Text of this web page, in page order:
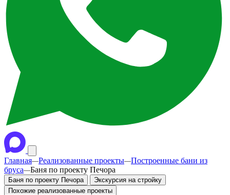
Главная—Реализованные проекты—Построенные бани из
бруса—Баня по проекту Печора
Баня по проекту Печора
Экскурсия на стройку
Похожие реализованные проекты